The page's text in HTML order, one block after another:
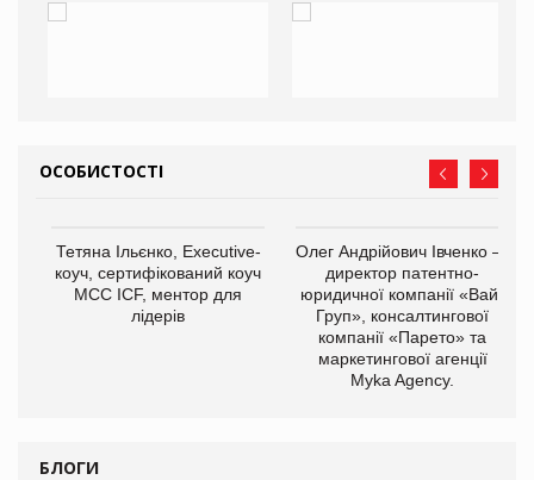
ОСОБИСТОСТІ
Тетяна Ільєнко, Executive-
коуч, сертифікований коуч
МСС ICF, ментор для
лідерів
Олег Андрійович Івченко —
директор патентно-
юридичної компанії «Вайз
Груп», консалтингової
компанії «Парето» та
маркетингової агенції
Myka Agency.
БЛОГИ